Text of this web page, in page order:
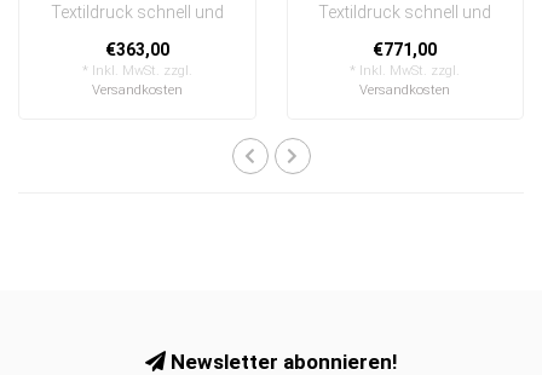
Textildruck schnell und
einfach austauschbar
In eine..
€363,00
* Inkl. MwSt. zzgl.
Versandkosten
Textildruck schnell und
einfach austauschbar
In ein..
€771,00
* Inkl. MwSt. zzgl.
Versandkosten
Newsletter abonnieren!